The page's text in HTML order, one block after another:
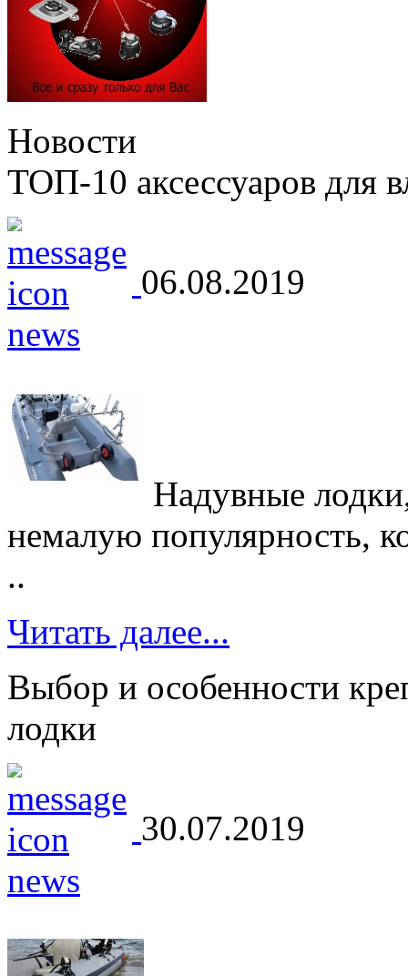
Новости
ТОП-10 аксессуаров для
06.08.2019
Надувные
немалую популярность,
..
Читать далее...
Выбор и особенности
лодки
30.07.2019